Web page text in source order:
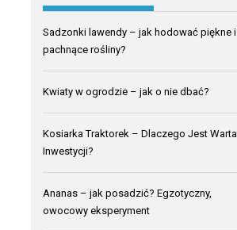
Sadzonki lawendy – jak hodować piękne i
pachnące rośliny?
Kwiaty w ogrodzie – jak o nie dbać?
Kosiarka Traktorek – Dlaczego Jest Warta
Inwestycji?
Ananas – jak posadzić? Egzotyczny,
owocowy eksperyment